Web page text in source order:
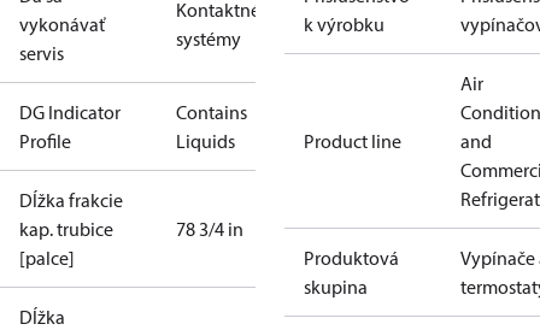
vykonávať
servis
Kontaktné
systémy
DG Indicator
Profile
Contains
Liquids
Dĺžka frakcie
kap. trubice
[palce]
78 3/4 in
Dĺžka
k výrobku
Product line
Air
and
Produktová
skupina
Vypínače